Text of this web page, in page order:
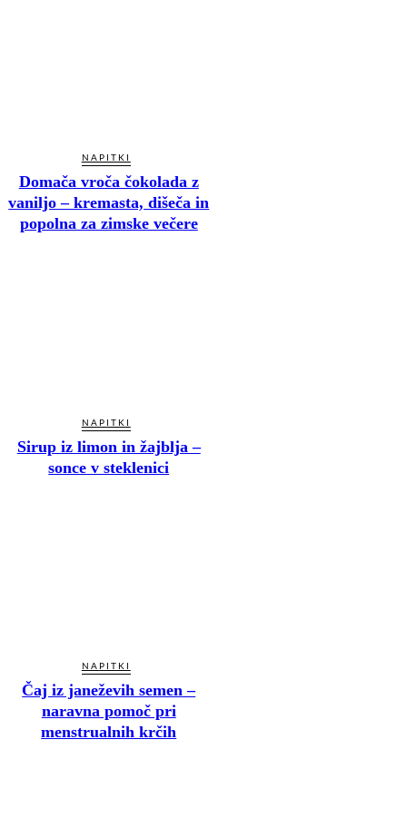
NAPITKI
Domača vroča čokolada z
vaniljo – kremasta, dišeča in
popolna za zimske večere
NAPITKI
Sirup iz limon in žajblja –
sonce v steklenici
NAPITKI
Čaj iz janeževih semen –
naravna pomoč pri
menstrualnih krčih